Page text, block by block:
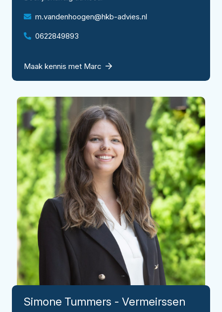
m.vandenhoogen@hkb-advies.nl
0622849893
Maak kennis met Marc
Simone Tummers - Vermeirssen